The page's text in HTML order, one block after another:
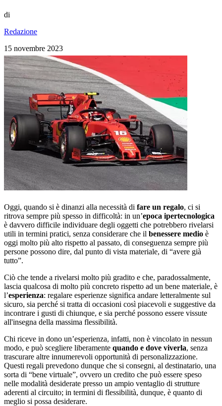
di
Redazione
15 novembre 2023
Oggi, quando si è dinanzi alla necessità di fare un regalo, ci si
ritrova sempre più spesso in difficoltà: in un’epoca ipertecnologica
è davvero difficile individuare degli oggetti che potrebbero rivelarsi
utili in termini pratici, senza considerare che il benessere medio è
oggi molto più alto rispetto al passato, di conseguenza sempre più
persone possono dire, dal punto di vista materiale, di “avere già
tutto”.
Ciò che tende a rivelarsi molto più gradito e che, paradossalmente,
lascia qualcosa di molto più concreto rispetto ad un bene materiale, è
l’esperienza: regalare esperienze significa andare letteralmente sul
sicuro, sia perché si tratta di occasioni così piacevoli e suggestive da
incontrare i gusti di chiunque, e sia perché possono essere vissute
all'insegna della massima flessibilità.
Chi riceve in dono un’esperienza, infatti, non è vincolato in nessun
modo, e può scegliere liberamente quando e dove viverla, senza
trascurare altre innumerevoli opportunità di personalizzazione.
Questi regali prevedono dunque che si consegni, al destinatario, una
sorta di “bene virtuale”, ovvero un credito che può essere speso
nelle modalità desiderate presso un ampio ventaglio di strutture
aderenti al circuito; in termini di flessibilità, dunque, è quanto di
meglio si possa desiderare.